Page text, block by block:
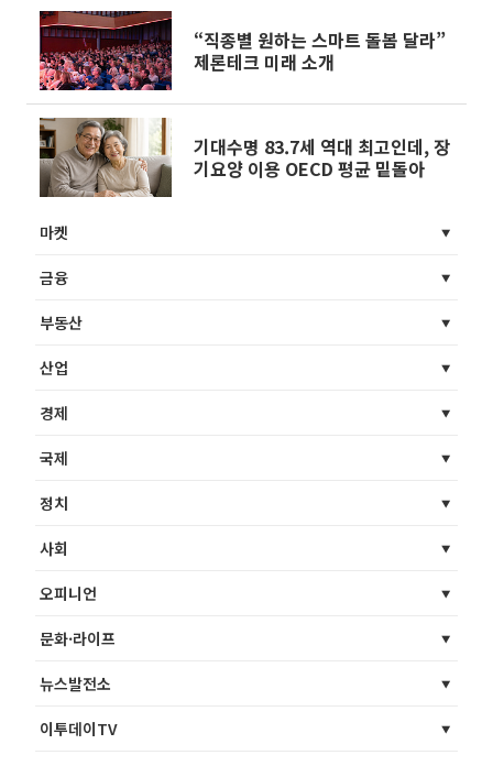
“직종별 원하는 스마트 돌봄 달라”
제론테크 미래 소개
기대수명 83.7세 역대 최고인데, 장
기요양 이용 OECD 평균 밑돌아
마켓
금융
부동산
산업
경제
국제
정치
사회
오피니언
문화·라이프
뉴스발전소
이투데이TV